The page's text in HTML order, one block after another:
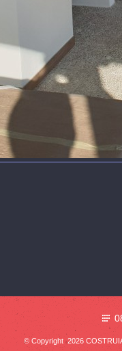
© Copyright 2026